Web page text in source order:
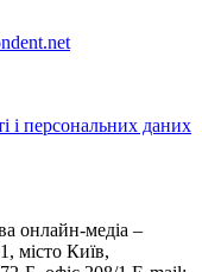
і персональних даних
онлайн-медіа –
місто Київ,